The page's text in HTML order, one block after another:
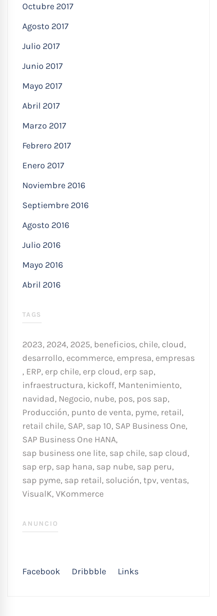
Octubre 2017
Agosto 2017
Julio 2017
Junio 2017
Mayo 2017
Abril 2017
Marzo 2017
Febrero 2017
Enero 2017
Noviembre 2016
Septiembre 2016
Agosto 2016
Julio 2016
Mayo 2016
Abril 2016
TAGS
2023, 2024, 2025, beneficios, chile, cloud,
desarrollo, ecommerce, empresa, empresas
, ERP, erp chile, erp cloud, erp sap,
infraestructura, kickoff, Mantenimiento,
navidad, Negocio, nube, pos, pos sap,
Producción, punto de venta, pyme, retail,
retail chile, SAP, sap 10, SAP Business One,
SAP Business One HANA,
sap business one lite, sap chile, sap cloud,
sap erp, sap hana, sap nube, sap peru,
sap pyme, sap retail, solución, tpv, ventas,
VisualK, VKommerce
ANUNCIO
Facebook Dribbble Links